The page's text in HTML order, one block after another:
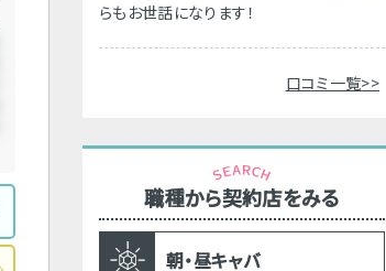
らもお世話になります！
口コミ一覧>>
職種から契約店をみる
朝・昼キャバ